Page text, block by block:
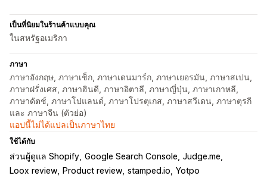
เป็นที่นิยมในร้านค้าแบบคุณ
ในสหรัฐอเมริกา
ภาษา
ภาษาอังกฤษ, ภาษาเช็ก, ภาษาเดนมาร์ก, ภาษาเยอรมัน, ภาษาสเปน,
ภาษาฝรั่งเศส, ภาษาฮินดี, ภาษาอิตาลี, ภาษาญี่ปุ่น, ภาษาเกาหลี,
ภาษาดัตช์, ภาษาโปแลนด์, ภาษาโปรตุเกส, ภาษาสวีเดน, ภาษาตุรกี
และ ภาษาจีน (ตัวย่อ)
แอปนี้ไม่ได้แปลเป็นภาษาไทย
ใช้ได้กับ
ส่วนผู้ดูแล Shopify Google Search Console Judge.me
Loox review
Product review stamped.io Yotpo